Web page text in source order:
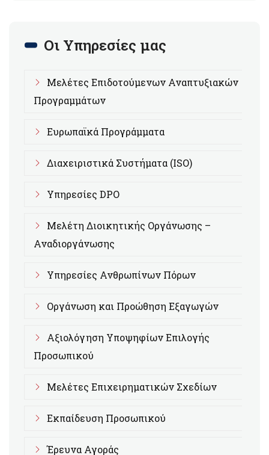
Οι Υπηρεσίες μας
Μελέτες Επιδοτούμενων Αναπτυξιακών
Προγραμμάτων
Ευρωπαϊκά Προγράμματα
Διαχειριστικά Συστήματα (ISO)
Υπηρεσίες DPO
Μελέτη Διοικητικής Οργάνωσης –
Αναδιοργάνωσης
Υπηρεσίες Ανθρωπίνων Πόρων
Οργάνωση και Προώθηση Εξαγωγών
Αξιολόγηση Υποψηφίων Επιλογής
Προσωπικού
Μελέτες Επιχειρηματικών Σχεδίων
Εκπαίδευση Προσωπικού
Έρευνα Αγοράς